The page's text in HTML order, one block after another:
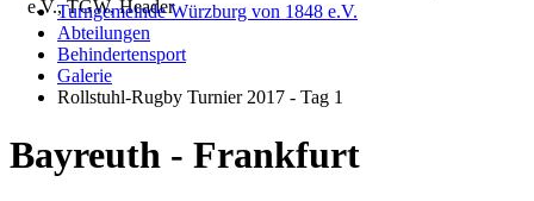
Turngemeinde Würzburg von 1848 e.V.
Abteilungen
Behindertensport
Galerie
Rollstuhl-Rugby Turnier 2017 - Tag 1
Bayreuth - Frankfurt